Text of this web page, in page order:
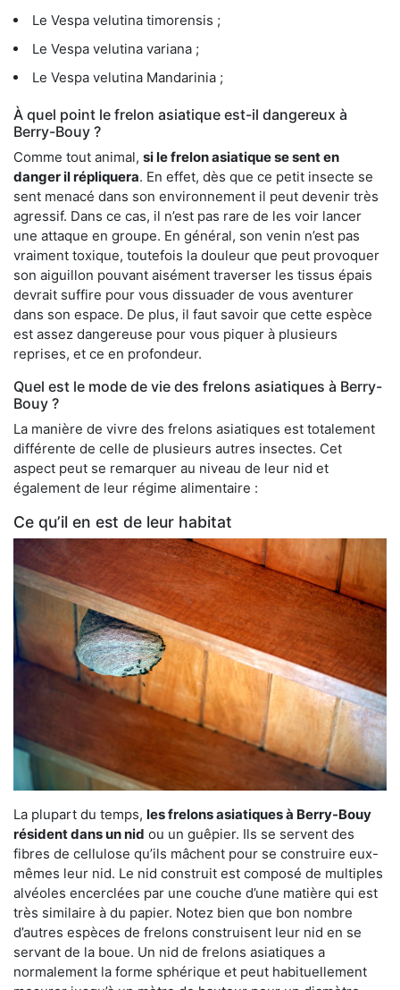
Le Vespa velutina timorensis ;
Le Vespa velutina variana ;
Le Vespa velutina Mandarinia ;
À quel point le frelon asiatique est-il dangereux à
Berry-Bouy ?
Comme tout animal, si le frelon asiatique se sent en
danger il répliquera. En effet, dès que ce petit insecte se
sent menacé dans son environnement il peut devenir très
agressif. Dans ce cas, il n’est pas rare de les voir lancer
une attaque en groupe. En général, son venin n’est pas
vraiment toxique, toutefois la douleur que peut provoquer
son aiguillon pouvant aisément traverser les tissus épais
devrait suffire pour vous dissuader de vous aventurer
dans son espace. De plus, il faut savoir que cette espèce
est assez dangereuse pour vous piquer à plusieurs
reprises, et ce en profondeur.
Quel est le mode de vie des frelons asiatiques à Berry-
Bouy ?
La manière de vivre des frelons asiatiques est totalement
différente de celle de plusieurs autres insectes. Cet
aspect peut se remarquer au niveau de leur nid et
également de leur régime alimentaire :
Ce qu’il en est de leur habitat
La plupart du temps, les frelons asiatiques à Berry-Bouy
résident dans un nid ou un guêpier. Ils se servent des
fibres de cellulose qu’ils mâchent pour se construire eux-
mêmes leur nid. Le nid construit est composé de multiples
alvéoles encerclées par une couche d’une matière qui est
très similaire à du papier. Notez bien que bon nombre
d’autres espèces de frelons construisent leur nid en se
servant de la boue. Un nid de frelons asiatiques a
normalement la forme sphérique et peut habituellement